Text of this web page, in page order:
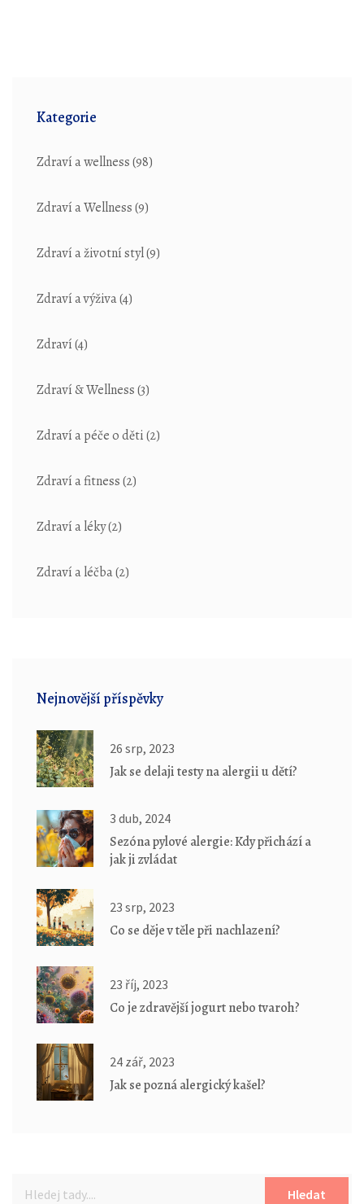
Kategorie
Zdraví a wellness(98)
Zdraví a Wellness(9)
Zdraví a životní styl(9)
Zdraví a výživa(4)
Zdraví(4)
Zdraví & Wellness(3)
Zdraví a péče o děti(2)
Zdraví a fitness(2)
Zdraví a léky(2)
Zdraví a léčba(2)
Nejnovější příspěvky
26 srp, 2023
Jak se delaji testy na alergii u dětí?
3 dub, 2024
Sezóna pylové alergie: Kdy přichází a
jak ji zvládat
23 srp, 2023
Co se děje v těle při nachlazení?
23 říj, 2023
Co je zdravější jogurt nebo tvaroh?
24 zář, 2023
Jak se pozná alergický kašel?
Hledat